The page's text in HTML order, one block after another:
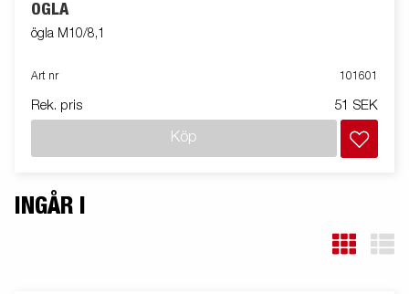
ÖGLA
ögla M10/8,1
Art nr 101601
Rek. pris 51 SEK
Köp
INGÅR I